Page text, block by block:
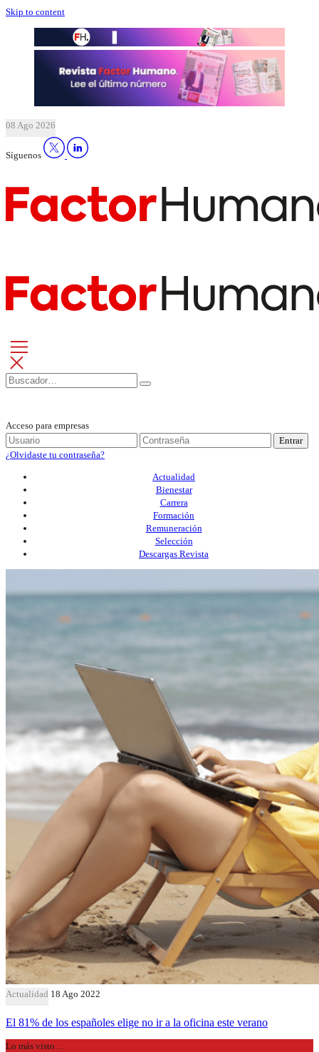
Skip to content
08 Ago 2026
Síguenos
Acceso para empresas
Entrar
¿Olvidaste tu contraseña?
Actualidad
Bienestar
Carrera
Formación
Remuneración
Selección
Descargas Revista
Actualidad 18 Ago 2022
El 81% de los españoles elige no ir a la oficina este verano
Lo más visto…